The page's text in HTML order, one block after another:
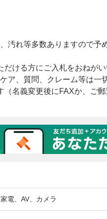
家電、AV、カメラ